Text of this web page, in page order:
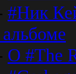
#Ник
О #The